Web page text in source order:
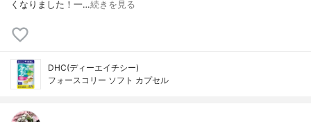
くなりました！一…続きを見る
DHC(ディーエイチシー)
フォースコリー ソフト カプセル